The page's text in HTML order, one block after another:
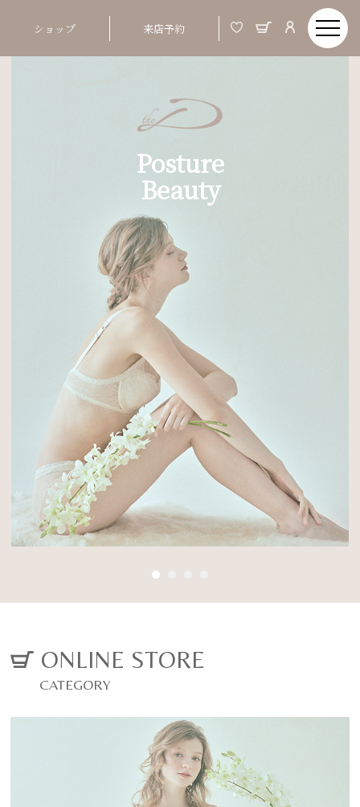
ショップ 来店予約
Posture
Beauty
Posture Beauty
Inner
姿勢美容インナー
ALL ITEM
オーダーメイドブライダルインナー
VIEW MORE
Order Made & Posture Beauty
美しい姿とは、バスト、ウエストといった部分
ではなく、 つま先から頭までの姿勢ポジショ
ンが整う事
姿勢が整うと、お顔まですっきりと明るい印象
に変わる
厳選した素材と徹底した立体設計で、背筋を
伸ばし、 ご自身の美しくなる力を引き出す姿
勢美容ランジェリー
CONCEPT
ONLINE STORE
CATEGORY